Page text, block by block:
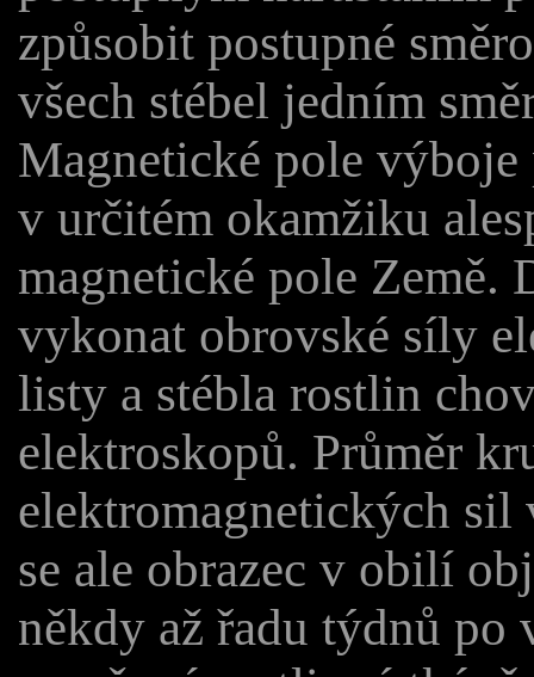
způsobit postupné
všech stébel jedním
Magnetické pole
v určitém okamžiku
magnetické pole Země.
vykonat obrovské síly
listy a stébla rostlin
elektroskopů. Průměr
elektromagnetických
se ale obrazec v obilí
někdy až řadu týdnů po